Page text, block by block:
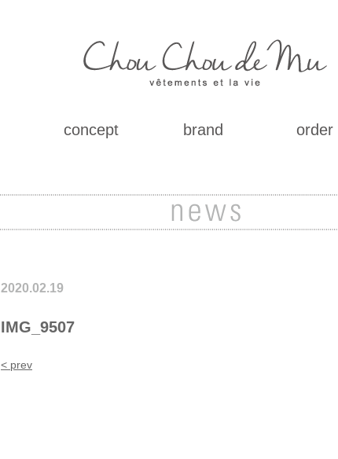
concept brand order
2020.02.19
IMG_9507
< prev